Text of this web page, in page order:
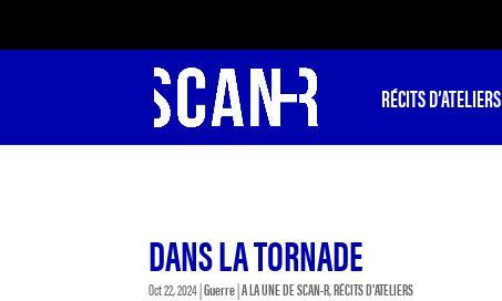
RÉCITS D’ATELIERS
DANS LA TORNADE
Oct 22, 2024|Guerre|A LA UNE DE SCAN-R,RÉCITS D'ATELIERS